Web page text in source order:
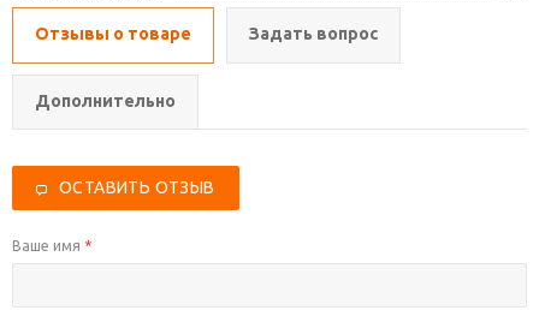
Отзывы о товаре Задать вопрос
Дополнительно
ОСТАВИТЬ ОТЗЫВ
Ваше имя *